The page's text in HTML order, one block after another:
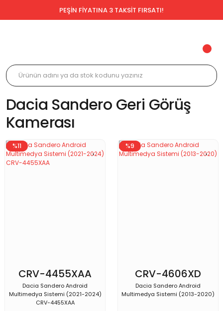
PEŞİN FİYATINA 3 TAKSİT FIRSATI!
Dacia Sandero Geri Görüş
Kamerası
%11
CRV-4455XAA
SANDERO
Dacia Sandero Android
Multimedya Sistemi (2021-2024)
CRV-4455XAA
%9
CRV-4606XD
SANDERO
Dacia Sandero Android
Multimedya Sistemi (2013-2020)